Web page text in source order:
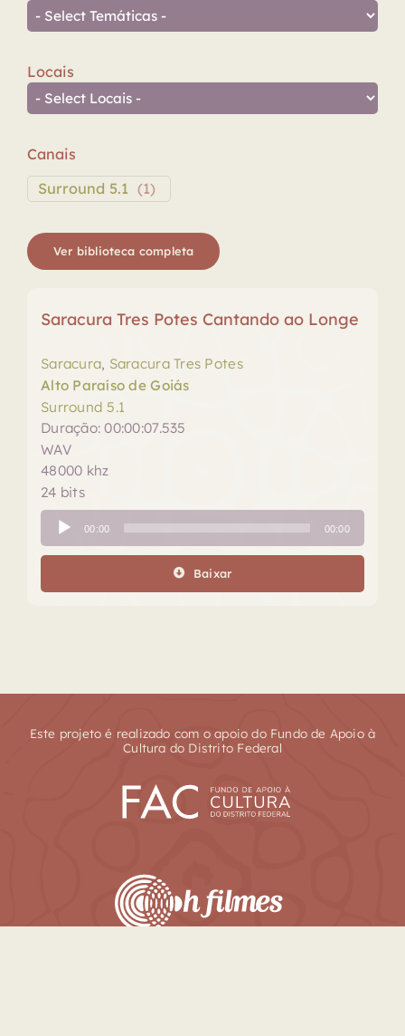
Locais
Canais
Surround 5.1 (1)
Ver biblioteca completa
Saracura Tres Potes Cantando ao Longe
Saracura, Saracura Tres Potes
Alto Paraíso de Goiás
Surround 5.1
Duração: 00:00:07.535
WAV
48000 khz
24 bits
Tocador
de
áudio
00:00 00:00
Baixar
Este projeto é realizado com o apoio do Fundo de Apoio à
Cultura do Distrito Federal